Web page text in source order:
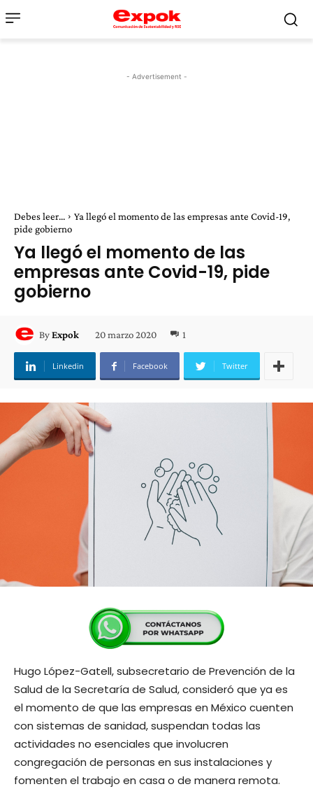
- Advertisement -
Debes leer...
Ya llegó el momento de las empresas ante Covid-19,
pide gobierno
Ya llegó el momento de las
empresas ante Covid-19, pide
gobierno
ByExpok 20 marzo 2020 1
Linkedin Facebook Twitter
Hugo López-Gatell, subsecretario de Prevención de la
Salud de la Secretaría de Salud, consideró que ya es
el momento de que las empresas en México cuenten
con sistemas de sanidad, suspendan todas las
actividades no esenciales que involucren
congregación de personas en sus instalaciones y
fomenten el trabajo en casa o de manera remota.